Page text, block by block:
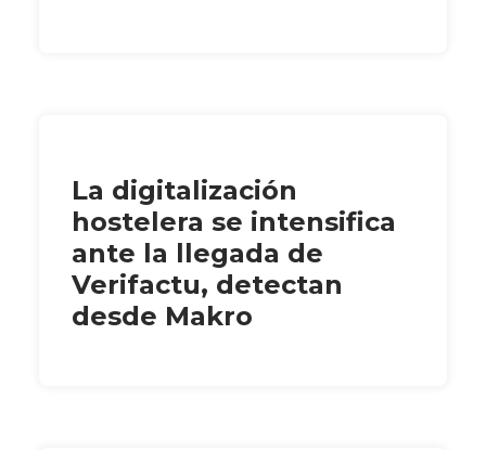
La digitalización
hostelera se intensifica
ante la llegada de
Verifactu, detectan
desde Makro